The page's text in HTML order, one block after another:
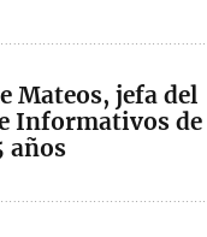
Mateos, jefa del
Informativos de
años